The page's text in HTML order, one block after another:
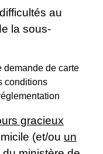
au
la sous-
demande de carte
conditions
gracieux
(et/ou un